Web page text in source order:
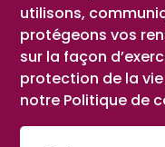
utilisons,
protégeons vos
sur la façon
protection de la
notre Politique de
Prénom